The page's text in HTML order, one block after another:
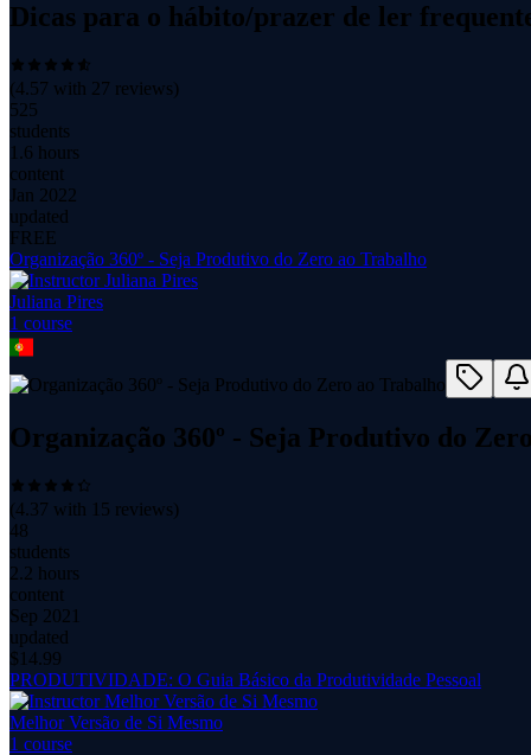
Dicas para o hábito/prazer de ler
(4.57 with 27 reviews)
525
students
1.6 hours
content
Jan 2022
updated
FREE
Organização 360º - Seja Produtivo do Zero ao Trabalho
Juliana Pires
1 course
Organização 360º - Seja Produtivo do
(4.37 with 15 reviews)
48
students
2.2 hours
content
Sep 2021
updated
$ 14.99
PRODUTIVIDADE: O Guia Básico da Produtividade Pessoal
Melhor Versão de Si Mesmo
1 course